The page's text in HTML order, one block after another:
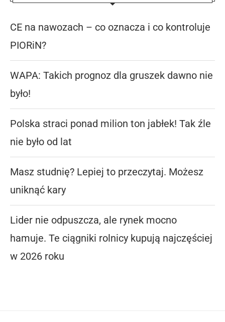
CE na nawozach – co oznacza i co kontroluje
PIORiN?
WAPA: Takich prognoz dla gruszek dawno nie
było!
Polska straci ponad milion ton jabłek! Tak źle
nie było od lat
Masz studnię? Lepiej to przeczytaj. Możesz
uniknąć kary
Lider nie odpuszcza, ale rynek mocno
hamuje. Te ciągniki rolnicy kupują najczęściej
w 2026 roku